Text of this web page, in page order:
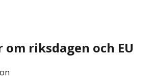
riksdagen och EU